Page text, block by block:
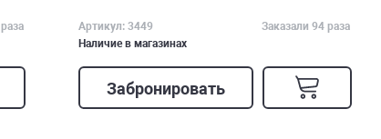
Артикул: 3449
Заказали 94 раза
Наличие в магазинах
Забронировать